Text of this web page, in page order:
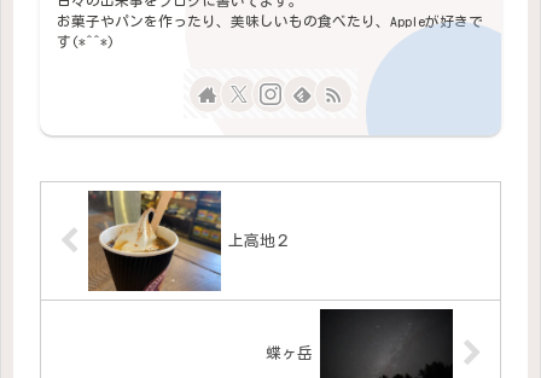
お菓子やパンを作ったり、美味しいもの食べたり、Appleが好きで
す(*^^*)
上高地２
蝶ヶ岳